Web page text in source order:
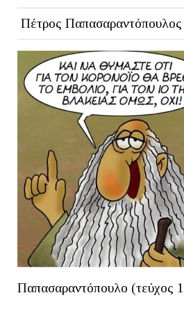
Πέτρος Παπασαραντόπουλος
Παπασαραντόπουλο (τεύχος